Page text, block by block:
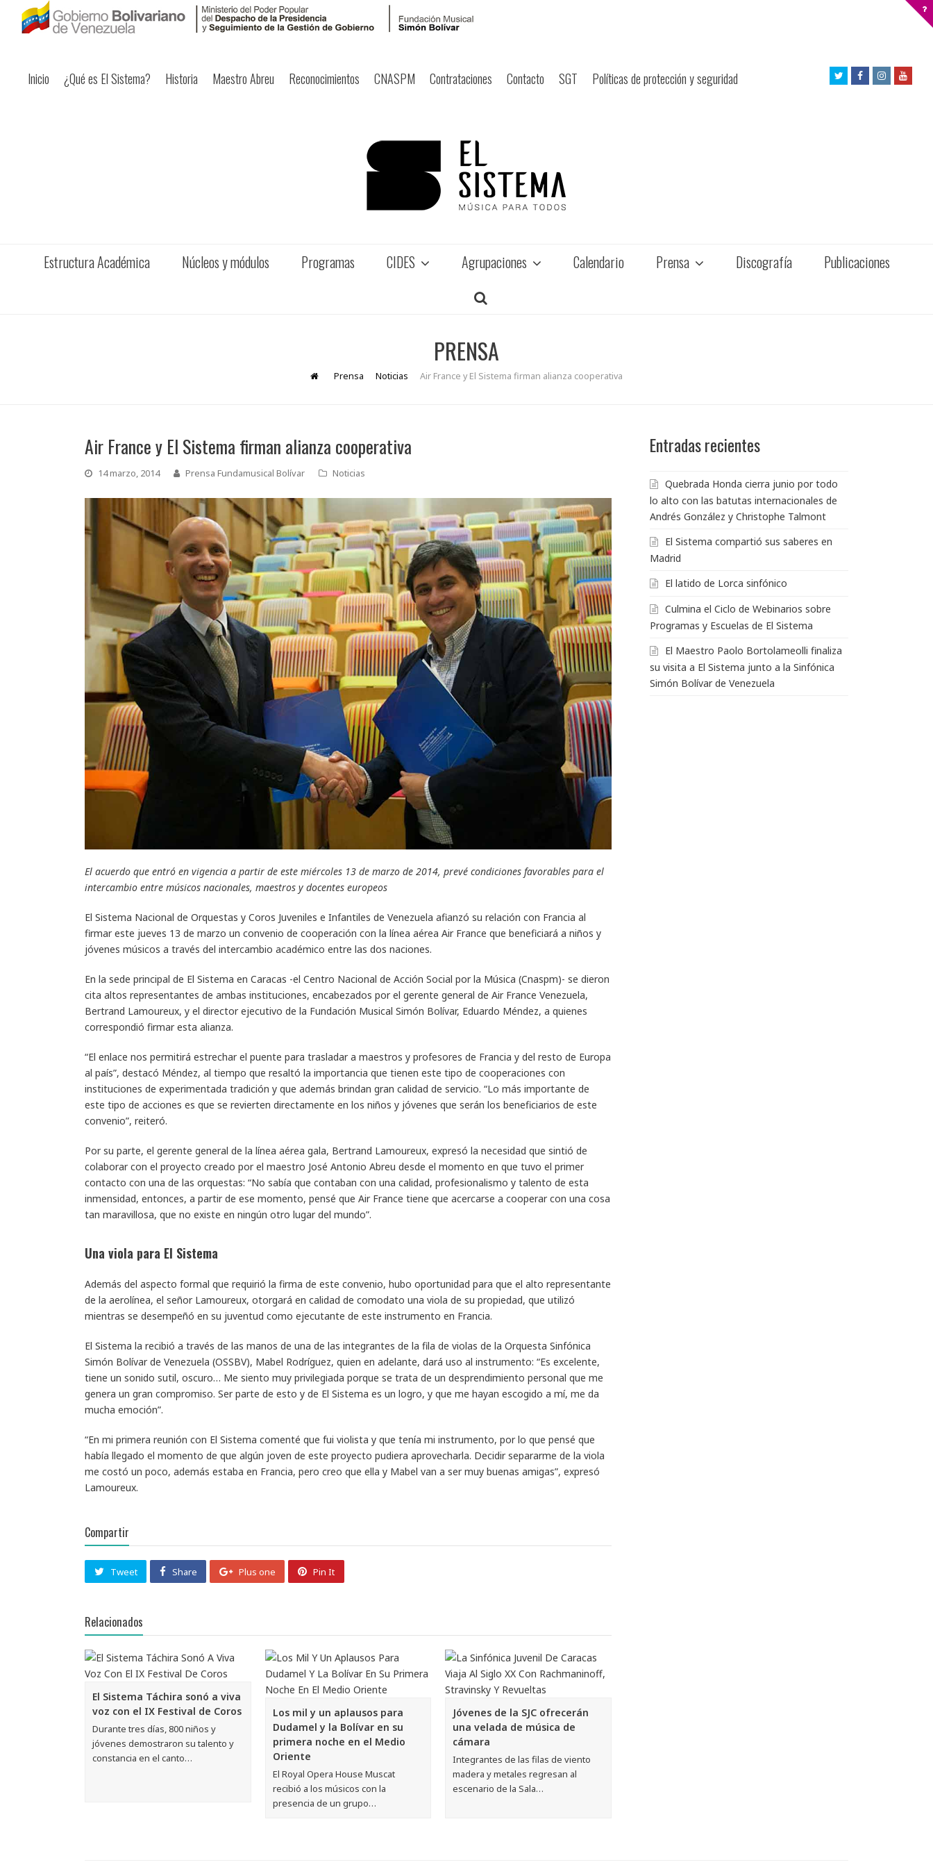
Inicio ¿Qué es El Sistema? Historia Maestro Abreu Reconocimientos CNASPM Contrataciones Contacto SGT Políticas de protección y seguridad
TwitterFacebookInstagram
Estructura Académica Núcleos y módulos Programas CIDES Agrupaciones Calendario Prensa Discografía Publicaciones
PRENSA
Prensa Noticias Air France y El Sistema firman alianza cooperativa
Air France y El Sistema firman alianza cooperativa
14 marzo, 2014 Prensa Fundamusical Bolívar Noticias
El acuerdo que entró en vigencia a partir de este miércoles 13 de marzo de 2014, prevé condiciones favorables para el
intercambio entre músicos nacionales, maestros y docentes europeos
El Sistema Nacional de Orquestas y Coros Juveniles e Infantiles de Venezuela afianzó su relación con Francia al
firmar este jueves 13 de marzo un convenio de cooperación con la línea aérea Air France que beneficiará a niños y
jóvenes músicos a través del intercambio académico entre las dos naciones.
En la sede principal de El Sistema en Caracas -el Centro Nacional de Acción Social por la Música (Cnaspm)- se dieron
cita altos representantes de ambas instituciones, encabezados por el gerente general de Air France Venezuela,
Bertrand Lamoureux, y el director ejecutivo de la Fundación Musical Simón Bolívar, Eduardo Méndez, a quienes
correspondió firmar esta alianza.
“El enlace nos permitirá estrechar el puente para trasladar a maestros y profesores de Francia y del resto de Europa
al país”, destacó Méndez, al tiempo que resaltó la importancia que tienen este tipo de cooperaciones con
instituciones de experimentada tradición y que además brindan gran calidad de servicio. “Lo más importante de
este tipo de acciones es que se revierten directamente en los niños y jóvenes que serán los beneficiarios de este
convenio”, reiteró.
Por su parte, el gerente general de la línea aérea gala, Bertrand Lamoureux, expresó la necesidad que sintió de
colaborar con el proyecto creado por el maestro José Antonio Abreu desde el momento en que tuvo el primer
contacto con una de las orquestas: “No sabía que contaban con una calidad, profesionalismo y talento de esta
inmensidad, entonces, a partir de ese momento, pensé que Air France tiene que acercarse a cooperar con una cosa
tan maravillosa, que no existe en ningún otro lugar del mundo”.
Una viola para El Sistema
Además del aspecto formal que requirió la firma de este convenio, hubo oportunidad para que el alto representante
de la aerolínea, el señor Lamoureux, otorgará en calidad de comodato una viola de su propiedad, que utilizó
mientras se desempeñó en su juventud como ejecutante de este instrumento en Francia.
El Sistema la recibió a través de las manos de una de las integrantes de la fila de violas de la Orquesta Sinfónica
Simón Bolívar de Venezuela (OSSBV), Mabel Rodríguez, quien en adelante, dará uso al instrumento: “Es excelente,
tiene un sonido sutil, oscuro… Me siento muy privilegiada porque se trata de un desprendimiento personal que me
genera un gran compromiso. Ser parte de esto y de El Sistema es un logro, y que me hayan escogido a mí, me da
mucha emoción”.
“En mi primera reunión con El Sistema comenté que fui violista y que tenía mi instrumento, por lo que pensé que
había llegado el momento de que algún joven de este proyecto pudiera aprovecharla. Decidir separarme de la viola
me costó un poco, además estaba en Francia, pero creo que ella y Mabel van a ser muy buenas amigas”, expresó
Lamoureux.
Compartir
Tweet Share Plus one Pin It
Relacionados
El Sistema Táchira sonó a viva
voz con el IX Festival de Coros
Durante tres días, 800 niños y
jóvenes demostraron su talento y
constancia en el canto…
Los mil y un aplausos para
Dudamel y la Bolívar en su
primera noche en el Medio
Oriente
El Royal Opera House Muscat
recibió a los músicos con la
presencia de un grupo…
Jóvenes de la SJC ofrecerán
una velada de música de
cámara
Integrantes de las filas de viento
madera y metales regresan al
escenario de la Sala…
Entradas recientes
Quebrada Honda cierra junio por todo
lo alto con las batutas internacionales de
Andrés González y Christophe Talmont
El Sistema compartió sus saberes en
Madrid
El latido de Lorca sinfónico
Culmina el Ciclo de Webinarios sobre
Programas y Escuelas de El Sistema
El Maestro Paolo Bortolameolli finaliza
su visita a El Sistema junto a la Sinfónica
Simón Bolívar de Venezuela